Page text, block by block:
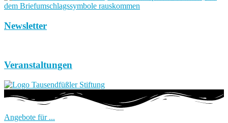
Newsletter
Veranstaltungen
Angebote für ...